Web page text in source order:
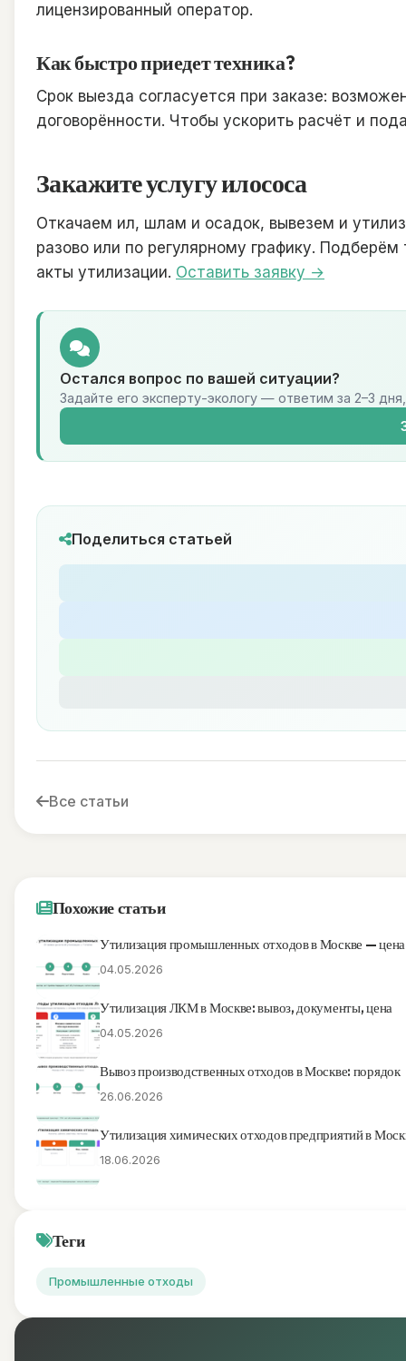
лицензированный оператор.
Как быстро приедет техника?
Срок выезда согласуется при заказе:
договорённости. Чтобы ускорить расчёт и
Закажите услугу илососа
Откачаем ил, шлам и осадок, вывезем и
разово или по регулярному графику.
акты утилизации. Оставить заявку →
Остался вопрос по вашей ситуации?
Задайте его эксперту-экологу — ответим за 2–3
Поделиться статьей
Все статьи
Похожие статьи
Утилизация промышленных отходов в Москве — цена
04.05.2026
Утилизация ЛКМ в Москве: вывоз, документы, цена
04.05.2026
Вывоз производственных отходов в Москве: порядок
26.06.2026
Утилизация химических отходов предприятий в
18.06.2026
Теги
Промышленные отходы